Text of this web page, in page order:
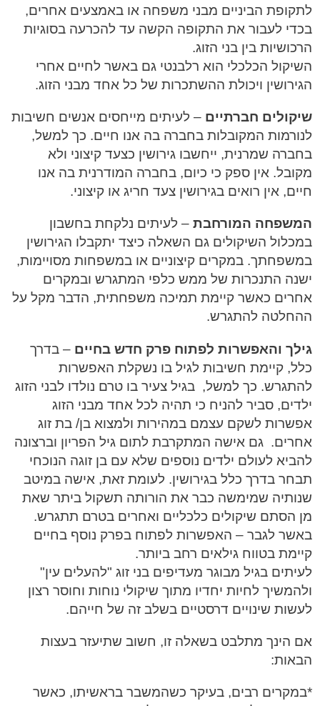
לתקופת הביניים מבני משפחה או באמצעים אחרים,
בכדי לעבור את התקופה הקשה עד להכרעה בסוגיות
הרכושיות בין בני הזוג.
השיקול הכלכלי הוא רלבנטי גם באשר לחיים אחרי
הגירושין ויכולת ההשתכרות של כל אחד מבני הזוג.
שיקולים חברתיים – לעיתים מייחסים אנשים חשיבות
לנורמות המקובלות בחברה בה אנו חיים. כך למשל,
בחברה שמרנית, ייחשבו גירושין כצעד קיצוני ולא
מקובל. אין ספק כי כיום, בחברה המודרנית בה אנו
חיים, אין רואים בגירושין צעד חריג או קיצוני.
המשפחה המורחבת – לעיתים נלקחת בחשבון
במכלול השיקולים גם השאלה כיצד יתקבלו הגירושין
במשפחתך. במקרים קיצוניים או במשפחות מסויימות,
ישנה התנכרות של ממש כלפי המתגרש ובמקרים
אחרים כאשר קיימת תמיכה משפחתית, הדבר מקל על
ההחלטה להתגרש.
גילך והאפשרות לפתוח פרק חדש בחיים – בדרך
כלל, קיימת חשיבות לגיל בו נשקלת האפשרות
להתגרש. כך למשל, בגיל צעיר בו טרם נולדו לבני הזוג
ילדים, סביר להניח כי תהיה לכל אחד מבני הזוג
אפשרות לשקם עצמם במהירות ולמצוא בן/ בת זוג
אחרים. גם אישה המתקרבת לתום גיל הפריון וברצונה
להביא לעולם ילדים נוספים שלא עם בן זוגה הנוכחי
תבחר בדרך כלל בגירושין. לעומת זאת, אישה במיטב
שנותיה שמימשה כבר את הורותה תשקול ביתר שאת
מן הסתם שיקולים כלכליים ואחרים בטרם תתגרש.
באשר לגבר – האפשרות לפתוח בפרק נוסף בחיים
קיימת בטווח גילאים רחב ביותר.
לעיתים בגיל מבוגר מעדיפים בני זוג "להעלים עין"
ולהמשיך לחיות יחדיו מתוך שיקולי נוחות וחוסר רצון
לעשות שינויים דרסטיים בשלב זה של חייהם.
אם הינך מתלבט בשאלה זו, חשוב שתיעזר בעצות
הבאות:
*במקרים רבים, בעיקר כשהמשבר בראשיתו, כאשר